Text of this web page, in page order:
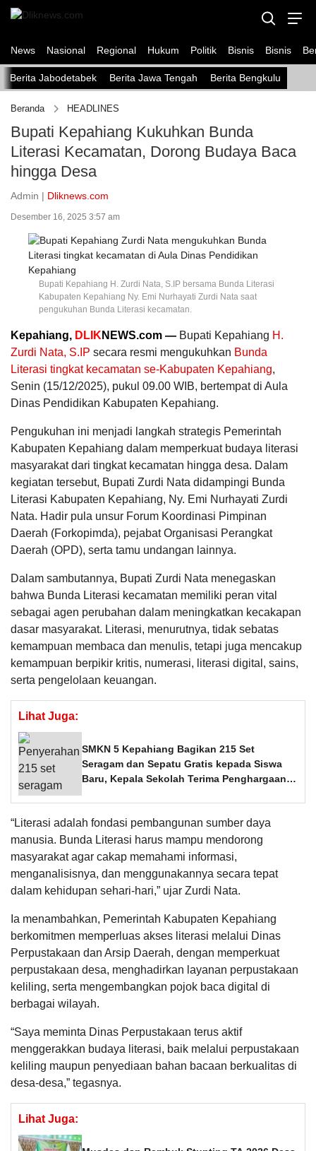
News Nasional Regional Hukum Politik Bisnis Bisnis
Berita Jabodetabek Berita Jawa Tengah Berita Bengkulu
Beranda HEADLINES
Bupati Kepahiang Kukuhkan Bunda
Literasi Kecamatan, Dorong Budaya Baca
hingga Desa
Admin | Dliknews.com
Desember 16, 2025 3:57 am
Bupati Kepahiang H. Zurdi Nata, S.IP bersama Bunda Literasi
Kabupaten Kepahiang Ny. Emi Nurhayati Zurdi Nata saat
pengukuhan Bunda Literasi kecamatan.
Kepahiang, DLIK NEWS.com — Bupati Kepahiang H.
Zurdi Nata, S.IP secara resmi mengukuhkan Bunda
Literasi tingkat kecamatan se-Kabupaten Kepahiang,
Senin (15/12/2025), pukul 09.00 WIB, bertempat di Aula
Dinas Pendidikan Kabupaten Kepahiang.
Pengukuhan ini menjadi langkah strategis Pemerintah
Kabupaten Kepahiang dalam memperkuat budaya literasi
masyarakat dari tingkat kecamatan hingga desa. Dalam
kegiatan tersebut, Bupati Zurdi Nata didampingi Bunda
Literasi Kabupaten Kepahiang, Ny. Emi Nurhayati Zurdi
Nata. Hadir pula unsur Forum Koordinasi Pimpinan
Daerah (Forkopimda), pejabat Organisasi Perangkat
Daerah (OPD), serta tamu undangan lainnya.
Dalam sambutannya, Bupati Zurdi Nata menegaskan
bahwa Bunda Literasi kecamatan memiliki peran vital
sebagai agen perubahan dalam meningkatkan kecakapan
dasar masyarakat. Literasi, menurutnya, tidak sebatas
kemampuan membaca dan menulis, tetapi juga mencakup
kemampuan berpikir kritis, numerasi, literasi digital, sains,
serta pengelolaan keuangan.
Lihat Juga:
SMKN 5 Kepahiang Bagikan 215 Set
Seragam dan Sepatu Gratis kepada Siswa
Baru, Kepala Sekolah Terima Penghargaan
“Literasi adalah fondasi pembangunan sumber daya
manusia. Bunda Literasi harus mampu mendorong
masyarakat agar cakap memahami informasi,
menganalisisnya, dan menggunakannya secara tepat
dalam kehidupan sehari-hari,” ujar Zurdi Nata.
Ia menambahkan, Pemerintah Kabupaten Kepahiang
berkomitmen memperluas akses literasi melalui Dinas
Perpustakaan dan Arsip Daerah, dengan memperkuat
perpustakaan desa, menghadirkan layanan perpustakaan
keliling, serta mengembangkan pojok baca digital di
berbagai wilayah.
“Saya meminta Dinas Perpustakaan terus aktif
menggerakkan budaya literasi, baik melalui perpustakaan
keliling maupun penyediaan bahan bacaan berkualitas di
desa-desa,” tegasnya.
Lihat Juga: